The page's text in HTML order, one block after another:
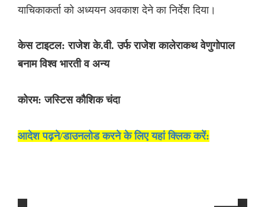
याचिकाकर्ता को अध्ययन अवकाश देने का निर्देश दिया।
केस टाइटल: राजेश के.वी. उर्फ राजेश कालेराकथ वेणुगोपाल
बनाम विश्व भारती व अन्य
कोरम: जस्टिस कौशिक चंदा
आदेश पढ़ने/डाउनलोड करने के लिए यहां क्लिक करें: